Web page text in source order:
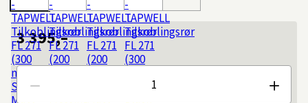
3 395,–
Antall